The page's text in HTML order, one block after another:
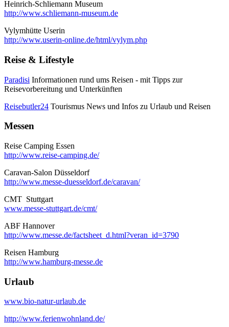
Heinrich-Schliemann Museum
http://www.schliemann-museum.de
Vylymhütte Userin
http://www.userin-online.de/html/vylym.php
Reise & Lifestyle
Paradisi Informationen rund ums Reisen - mit Tipps zur
Reisevorbereitung und Unterkünften
Reisebutler24 Tourismus News und Infos zu Urlaub und Reisen
Messen
Reise Camping Essen
http://www.reise-camping.de/
Caravan-Salon Düsseldorf
http://www.messe-duesseldorf.de/caravan/
CMT Stuttgart
www.messe-stuttgart.de/cmt/
ABF Hannover
http://www.messe.de/factsheet_d.html?veran_id=3790
Reisen Hamburg
http://www.hamburg-messe.de
Urlaub
www.bio-natur-urlaub.de
http://www.ferienwohnland.de/